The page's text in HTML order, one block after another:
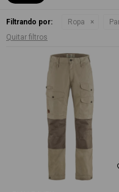
Filtrando por: Ropa
Quitar filtros